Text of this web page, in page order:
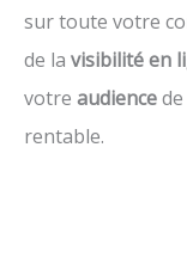
sur toute votre
de la visibilité en
votre audience
rentable.